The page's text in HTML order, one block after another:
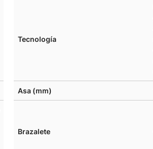
Tecnología
Asa (mm)
Brazalete